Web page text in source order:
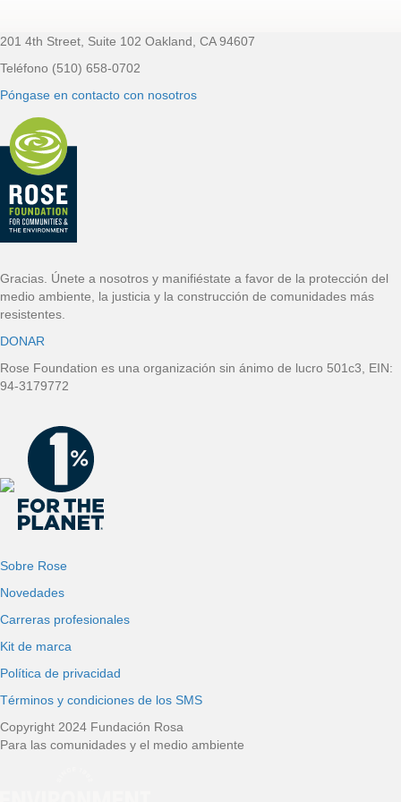
Pie de página
201 4th Street, Suite 102 Oakland, CA 94607
Teléfono (510) 658-0702
Póngase en contacto con nosotros
Gracias. Únete a nosotros y manifiéstate a favor de la protección del
medio ambiente, la justicia y la construcción de comunidades más
resistentes.
DONAR
Rose Foundation es una organización sin ánimo de lucro 501c3, EIN:
94-3179772
Sobre Rose
Novedades
Carreras profesionales
Kit de marca
Política de privacidad
Términos y condiciones de los SMS
Copyright 2024 Fundación Rosa
Para las comunidades y el medio ambiente